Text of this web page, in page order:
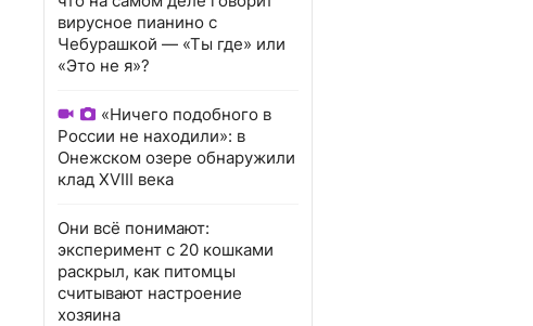
вирусное пианино с
Чебурашкой — «Ты где» или
«Это не я»?
«Ничего подобного в
России не находили»: в
Онежском озере обнаружили
клад XVIII века
Они всё понимают:
эксперимент с 20 кошками
раскрыл, как питомцы
считывают настроение
хозяина